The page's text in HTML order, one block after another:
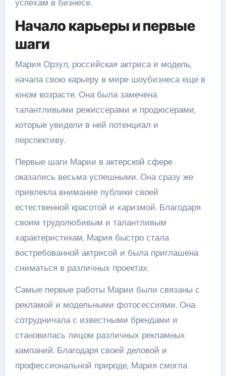
успехам в бизнесе.
Начало карьеры и первые
шаги
Мария Орзул, российская актриса и модель,
начала свою карьеру в мире шоубизнеса еще в
юном возрасте. Она была замечена
талантливыми режиссерами и продюсерами,
которые увидели в ней потенциал и
перспективу.
Первые шаги Марии в актерской сфере
оказались весьма успешными. Она сразу же
привлекла внимание публики своей
естественной красотой и харизмой. Благодаря
своим трудолюбивым и талантливым
характеристикам, Мария быстро стала
востребованной актрисой и была приглашена
сниматься в различных проектах.
Самые первые работы Марии были связаны с
рекламой и модельными фотосессиями. Она
сотрудничала с известными брендами и
становилась лицом различных рекламных
кампаний. Благодаря своей деловой и
профессиональной природе, Мария смогла